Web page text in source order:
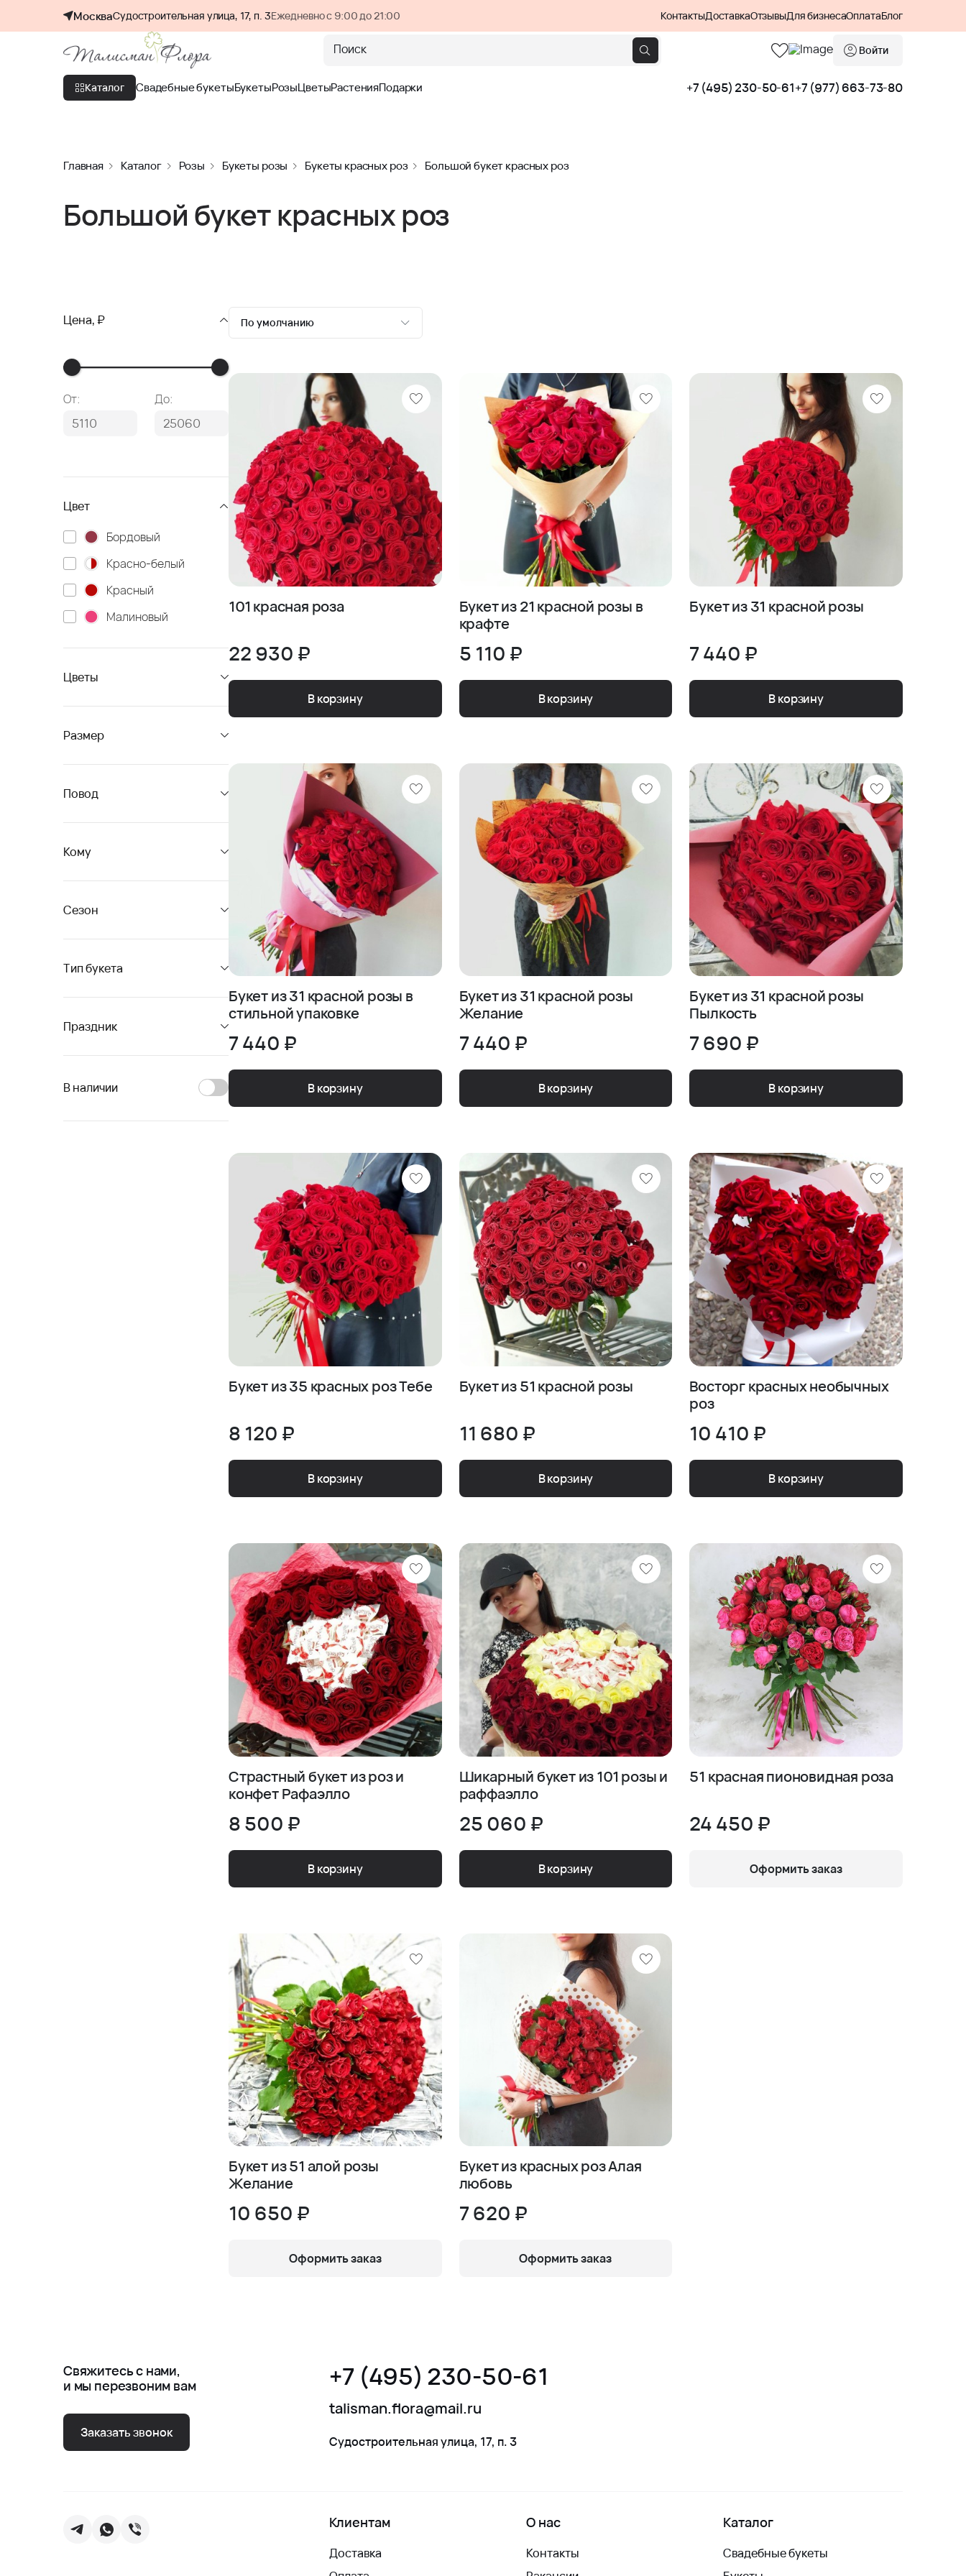
МоскваСудостроительная улица, 17, п. 3Ежедневно с 9:00 до 21:00 КонтактыДоставкаОтзывыДля бизнесаОплатаБлог
Поиск Войти
Каталог Свадебные букетыБукетыРозыЦветыРастенияПодарки +7 (495) 230-50-61+7 (977) 663-73-80
Главная Каталог Розы Букеты розы Букеты красных роз Большой букет красных роз
Большой букет красных роз
Цена, ₽
От: До:
Цвет
Бордовый
Красно-белый
Красный
Малиновый
Цветы
Размер
Повод
Кому
Сезон
Тип букета
Праздник
В наличии
По умолчанию
Сначала дешевле
Сначала дороже
101 красная роза
22 930 ₽
В корзину
Букет из 21 красной розы в
крафте
5 110 ₽
В корзину
Букет из 31 красной розы
7 440 ₽
В корзину
Букет из 31 красной розы в
стильной упаковке
7 440 ₽
В корзину
Букет из 31 красной розы
Желание
7 440 ₽
В корзину
Букет из 31 красной розы
Пылкость
7 690 ₽
В корзину
Букет из 35 красных роз Тебе
8 120 ₽
В корзину
Букет из 51 красной розы
11 680 ₽
В корзину
Восторг красных необычных
роз
10 410 ₽
В корзину
Страстный букет из роз и
конфет Рафаэлло
8 500 ₽
В корзину
Шикарный букет из 101 розы и
раффаэлло
25 060 ₽
В корзину
51 красная пионовидная роза
24 450 ₽
Оформить заказ
Букет из 51 алой розы
Желание
10 650 ₽
Оформить заказ
Букет из красных роз Алая
любовь
7 620 ₽
Оформить заказ
Свяжитесь с нами,
и мы перезвоним вам
Заказать звонок
+7 (495) 230-50-61
talisman.flora@mail.ru
Судостроительная улица, 17, п. 3
Клиентам
Доставка
О нас
Контакты
Каталог
Свадебные букеты